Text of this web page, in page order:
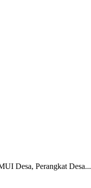
Desa, Perangkat Desa...